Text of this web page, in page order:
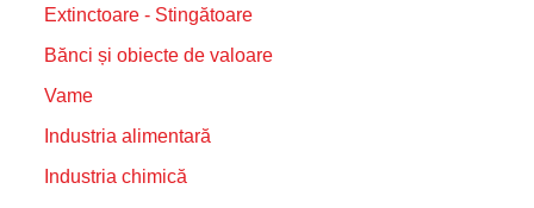
Extinctoare - Stingătoare
Bănci și obiecte de valoare
Vame
Industria alimentară
Industria chimică